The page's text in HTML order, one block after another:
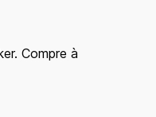
Compre à